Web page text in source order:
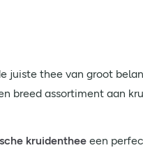
juiste thee van groot
assortiment aan
kruidenthee een